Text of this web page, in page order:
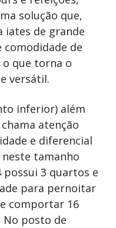
solução que,
iates de grande
de
que torna o
versátil.
inferior) além
atenção
e diferencial
tamanho
3 quartos e
para pernoitar
comportar 16
posto de